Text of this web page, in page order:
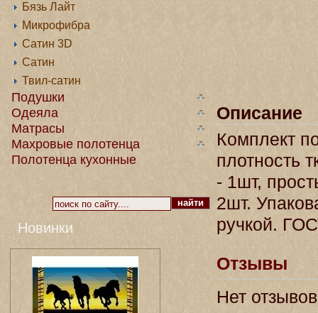
Описание
Комплект
плотность
- 1шт,
2шт.
ручкой.
Отзывы
Нет
Бязь Лайт
Микрофибра
Сатин 3D
Сатин
Твил-сатин
Подушки
Одеяла
Матрасы
Махровые полотенца
Полотенца кухонные
Новинки